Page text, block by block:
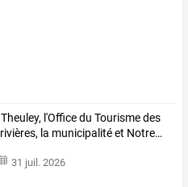
Theuley, l'Officedu Tourismedes
rivières, la municipalitéet Notre…
31 juil. 2026